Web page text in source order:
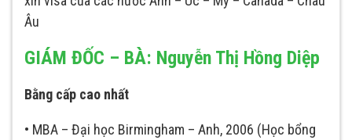
Âu
GIÁM ĐỐC – BÀ: Nguyễn Thị Hồng Diệp
Bằng cấp cao nhất
• MBA – Đại học Birmingham – Anh, 2006 (Học bổng